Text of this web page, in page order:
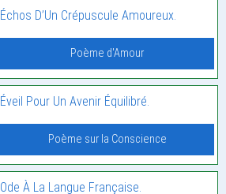
Échos D’Un Crépuscule Amoureux.
Poème d'Amour
Éveil Pour Un Avenir Équilibré.
Poème sur la Conscience
Ode À La Langue Française.